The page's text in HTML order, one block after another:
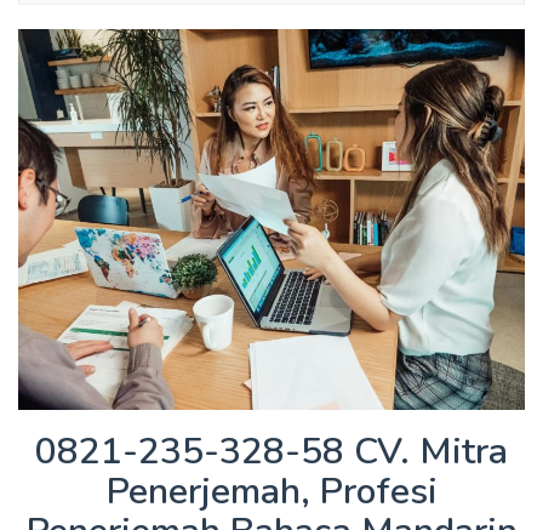
0821-235-328-58 CV. Mitra
Penerjemah, Profesi